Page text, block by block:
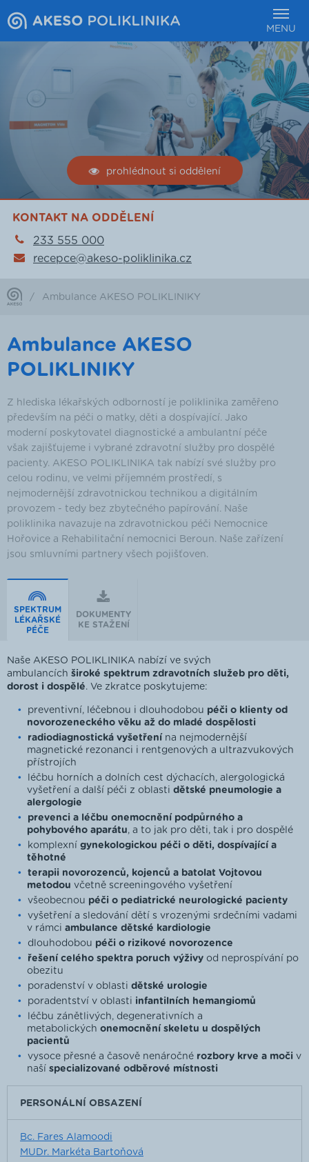
MENU
prohlédnout si oddělení
KONTAKT NA ODDĚLENÍ
233 555 000
recepce@akeso-poliklinika.cz
/ Ambulance AKESO POLIKLINIKY
Ambulance AKESO
POLIKLINIKY
Z hlediska lékařských odborností je poliklinika zaměřeno
především na péči o matky, děti a dospívající. Jako
moderní poskytovatel diagnostické a ambulantní péče
však zajišťujeme i vybrané zdravotní služby pro dospělé
pacienty. AKESO POLIKLINIKA tak nabízí své služby pro
celou rodinu, ve velmi příjemném prostředí, s
nejmodernější zdravotnickou technikou a digitálním
provozem - tedy bez zbytečného papírování. Naše
poliklinika navazuje na zdravotnickou péči Nemocnice
Hořovice a Rehabilitační nemocnici Beroun. Naše zařízení
jsou smluvními partnery všech pojišťoven.
SPEKTRUM
LÉKAŘSKÉ
PÉČE
DOKUMENTY
KE STAŽENÍ
Naše AKESO POLIKLINIKA nabízí ve svých
ambulancích široké spektrum zdravotních služeb pro děti,
dorost i dospělé. Ve zkratce poskytujeme:
preventivní, léčebnou i dlouhodobou péči o klienty od
novorozeneckého věku až do mladé dospělosti
radiodiagnostická vyšetření na nejmodernější
magnetické rezonanci i rentgenových a ultrazvukových
přístrojích
léčbu horních a dolních cest dýchacích, alergologická
vyšetření a další péči z oblasti dětské pneumologie a
alergologie
prevenci a léčbu onemocnění podpůrného a
pohybového aparátu, a to jak pro děti, tak i pro dospělé
komplexnígynekologickou péči o děti, dospívající a
těhotné
terapii novorozenců, kojenců a batolat Vojtovou
metodou včetně screeningového vyšetření
všeobecnou péči o pediatrické neurologické pacienty
vyšetření a sledování dětí s vrozenými srdečními vadami
v rámci ambulance dětské kardiologie
dlouhodobou péči o rizikové novorozence
řešení celého spektra poruch výživy od neprospívání po
obezitu
poradenství v oblastidětské urologie
poradentství v oblasti infantilních hemangiomů
léčbu zánětlivých, degenerativních a
metabolických onemocnění skeletu u dospělých
pacientů
vysoce přesné a časově nenáročné rozbory krve a moči v
naší specializované odběrové místnosti
PERSONÁLNÍ OBSAZENÍ
Bc. Fares Alamoodi
MUDr. Markéta Bartoňová